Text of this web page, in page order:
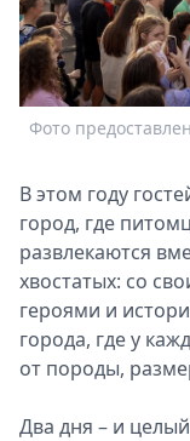
Фото
В этом году
город, где
развлекаются
хвостатых: со
героями и
города, где у
от породы,
Два дня – и